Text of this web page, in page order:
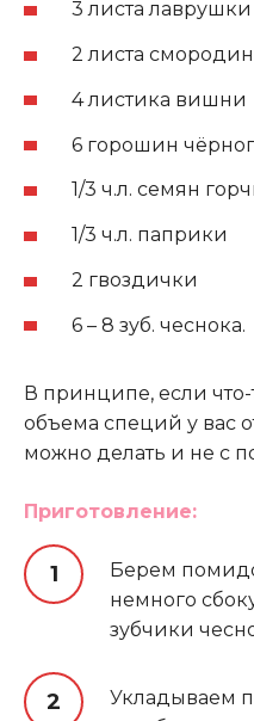
3 листа лаврушки
2 листа
4 листика вишни
6 горошин
1/3 ч.л. семян
1/3 ч.л. паприки
2 гвоздички
6 – 8 зуб. чеснока.
В принципе, если
объема специй у вас
можно делать и не с
Приготовление:
Берем
немного
зубчики
Укладываем